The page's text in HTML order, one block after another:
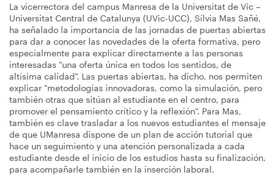
La vicerrectora del campus Manresa de la Universitat de Vic –
Universitat Central de Catalunya (UVic-UCC), Sílvia Mas Sañé,
ha señalado la importancia de las jornadas de puertas abiertas
para dar a conocer las novedades de la oferta formativa, pero
especialmente para explicar directamente a las personas
interesadas "una oferta única en todos los sentidos, de
altísima calidad". Las puertas abiertas, ha dicho, nos permiten
explicar "metodologías innovadoras, como la simulación, pero
también otras que sitúan al estudiante en el centro, para
promover el pensamiento crítico y la reflexión". Para Mas,
también es clave trasladar a los nuevos estudiantes el mensaje
de que UManresa dispone de un plan de acción tutorial que
hace un seguimiento y una atención personalizada a cada
estudiante desde el inicio de los estudios hasta su finalización,
para acompañarle también en la inserción laboral.